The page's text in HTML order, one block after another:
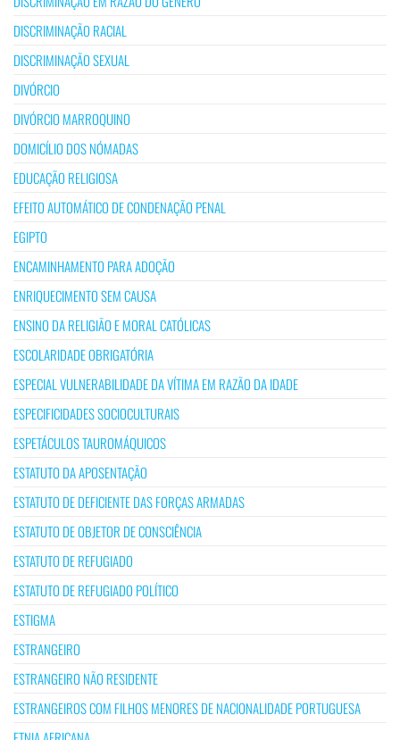
DISCRIMINAÇÃO RACIAL
DISCRIMINAÇÃO SEXUAL
DIVÓRCIO
DIVÓRCIO MARROQUINO
DOMICÍLIO DOS NÓMADAS
EDUCAÇÃO RELIGIOSA
EFEITO AUTOMÁTICO DE CONDENAÇÃO PENAL
EGIPTO
ENCAMINHAMENTO PARA ADOÇÃO
ENRIQUECIMENTO SEM CAUSA
ENSINO DA RELIGIÃO E MORAL CATÓLICAS
ESCOLARIDADE OBRIGATÓRIA
ESPECIAL VULNERABILIDADE DA VÍTIMA EM RAZÃO DA IDADE
ESPECIFICIDADES SOCIOCULTURAIS
ESPETÁCULOS TAUROMÁQUICOS
ESTATUTO DA APOSENTAÇÃO
ESTATUTO DE DEFICIENTE DAS FORÇAS ARMADAS
ESTATUTO DE OBJETOR DE CONSCIÊNCIA
ESTATUTO DE REFUGIADO
ESTATUTO DE REFUGIADO POLÍTICO
ESTIGMA
ESTRANGEIRO
ESTRANGEIRO NÃO RESIDENTE
ESTRANGEIROS COM FILHOS MENORES DE NACIONALIDADE PORTUGUESA